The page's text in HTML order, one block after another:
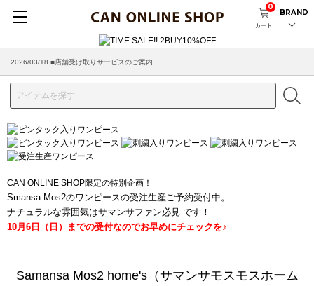
カート
0
BRAND
2026/03/18 ■店舗受け取りサービスのご案内
CAN ONLINE SHOP限定の特別企画！
Smansa Mos2のワンピースの受注生産ご予約受付中。
ナチュラルな雰囲気はサマンサファン必見 です！
10月6日（日）までの受付なのでお早めにチェックを♪
Samansa Mos2 home's（サマンサモスモスホーム